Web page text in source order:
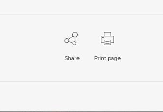
Share Print page